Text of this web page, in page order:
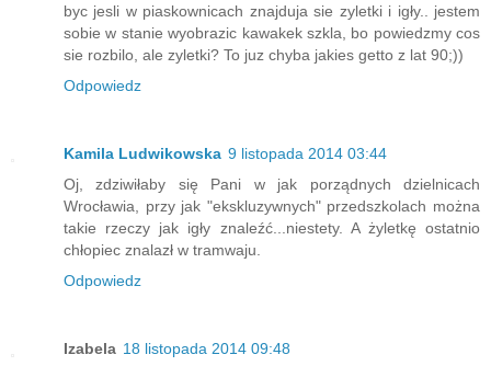
byc jesli w piaskownicach znajduja sie zyletki i igły.. jestem
sobie w stanie wyobrazic kawakek szkla, bo powiedzmy cos
sie rozbilo, ale zyletki? To juz chyba jakies getto z lat 90;))
Odpowiedz
Kamila Ludwikowska 9 listopada 2014 03:44
Oj, zdziwiłaby się Pani w jak porządnych dzielnicach
Wrocławia, przy jak "ekskluzywnych" przedszkolach można
takie rzeczy jak igły znaleźć...niestety. A żyletkę ostatnio
chłopiec znalazł w tramwaju.
Odpowiedz
Izabela 18 listopada 2014 09:48